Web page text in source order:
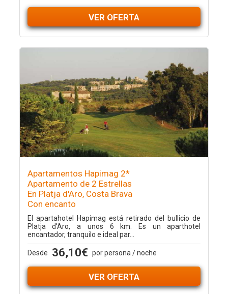
VER OFERTA
Apartamentos Hapimag 2*
Apartamento de 2 Estrellas
En Platja d'Aro, Costa Brava
Con encanto
El apartahotel Hapimag está retirado del bullicio de
Platja d'Aro, a unos 6 km. Es un aparthotel
encantador, tranquilo e ideal par...
Desde 36,10€ por persona / noche
VER OFERTA